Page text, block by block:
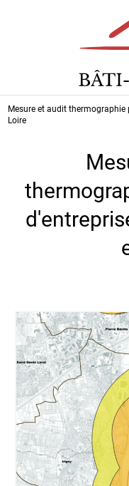
Mesure et audit thermographie
Loire
Panneau de gestion des